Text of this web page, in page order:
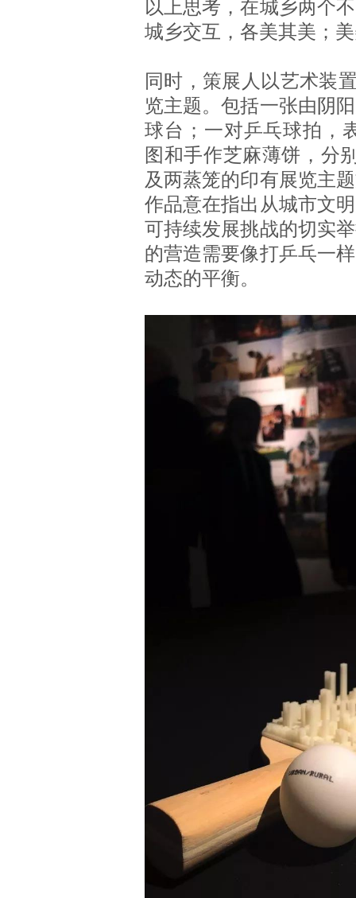
以上思考，在城乡两个
城乡交互，各美其美；
同时，策展人以艺术装
览主题。包括一张由阴
球台；一对乒乓球拍，
图和手作芝麻薄饼，分
及两蒸笼的印有展览主
作品意在指出从城市文
可持续发展挑战的切实
的营造需要像打乒乓一
动态的平衡。